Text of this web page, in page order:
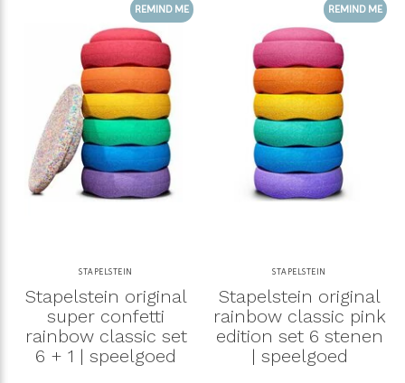
REMIND ME
STAPELSTEIN
Stapelstein original
super confetti
rainbow classic set
6 + 1 | speelgoed
REMIND ME
STAPELSTEIN
Stapelstein original
rainbow classic pink
edition set 6 stenen
| speelgoed